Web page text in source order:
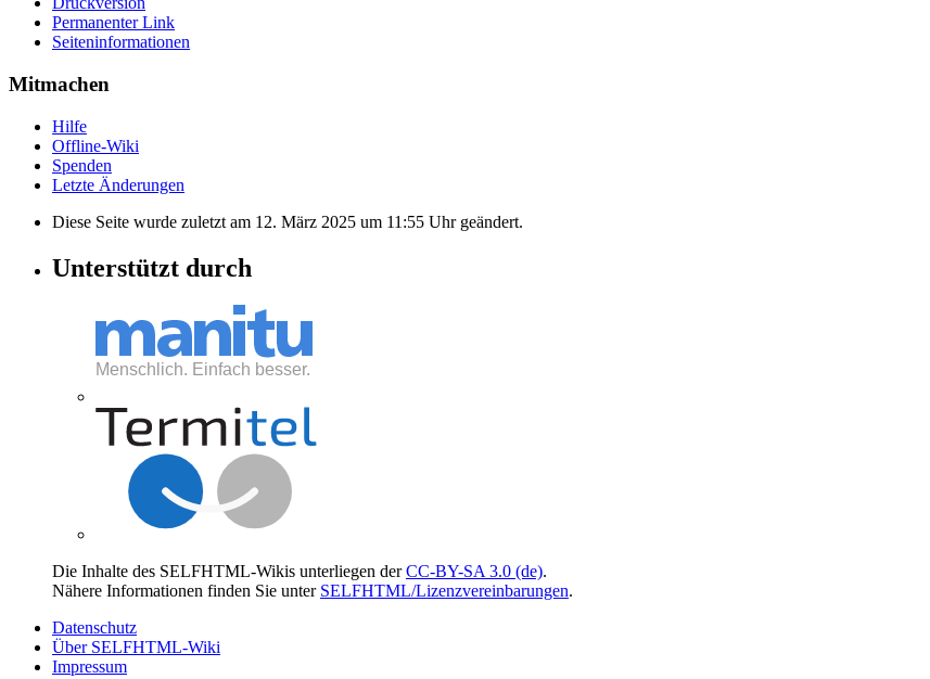
Permanenter Link
Seiten­informationen
Mitmachen
Hilfe
Offline-Wiki
Spenden
Letzte Änderungen
Diese Seite wurde zuletzt am 12. März 2025 um 11:55 Uhr geändert.
Unterstützt durch
Die Inhalte des SELFHTML-Wikis unterliegen derCC-BY-SA 3.0 (de).
Nähere Informationen finden Sie unter SELFHTML/Lizenzvereinbarungen.
Datenschutz
Über SELFHTML-Wiki
Impressum